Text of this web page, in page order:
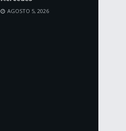
AGOSTO 5, 2026